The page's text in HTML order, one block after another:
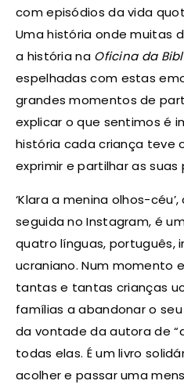
com episódios da vida
Uma história onde muitas
a história na Oficina da
espelhadas com estas
grandes momentos de
explicar o que sentimos é
história cada criança teve
exprimir e partilhar as suas
‘Klara a menina olhos-
seguida no Instagram, é
quatro línguas, português,
ucraniano. Num momento
tantas e tantas crianças
famílias a abandonar o
da vontade da autora de
todas elas. É um livro
acolher e passar uma